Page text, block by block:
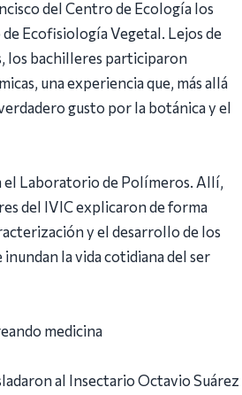
del Centro de Ecología los
Ecofisiología Vegetal. Lejos de
los bachilleres participaron
una experiencia que, más allá
gusto por la botánica y el
el Laboratorio de Polímeros. Allí,
del IVIC explicaron de forma
y el desarrollo de los
la vida cotidiana del ser
medicina
al Insectario Octavio Suárez